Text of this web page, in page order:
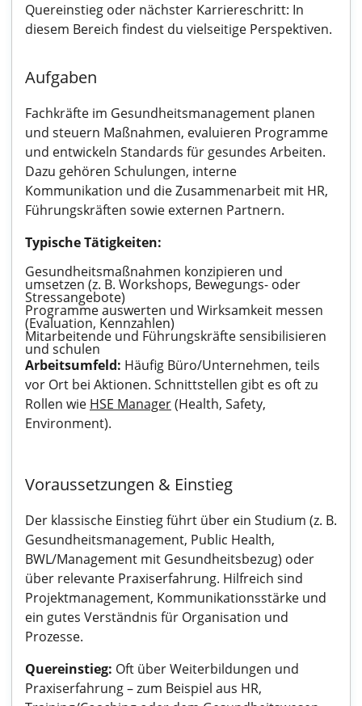
Quereinstieg oder nächster Karriereschritt: In
diesem Bereich findest du vielseitige Perspektiven.
Aufgaben
Fachkräfte im Gesundheitsmanagement planen
und steuern Maßnahmen, evaluieren Programme
und entwickeln Standards für gesundes Arbeiten.
Dazu gehören Schulungen, interne
Kommunikation und die Zusammenarbeit mit HR,
Führungskräften sowie externen Partnern.
Typische Tätigkeiten:
Gesundheitsmaßnahmen konzipieren und
umsetzen (z. B. Workshops, Bewegungs- oder
Stressangebote)
Programme auswerten und Wirksamkeit messen
(Evaluation, Kennzahlen)
Mitarbeitende und Führungskräfte sensibilisieren
und schulen
Arbeitsumfeld: Häufig Büro/Unternehmen, teils
vor Ort bei Aktionen. Schnittstellen gibt es oft zu
Rollen wie HSE Manager(Health, Safety,
Environment).
Voraussetzungen & Einstieg
Der klassische Einstieg führt über ein Studium (z. B.
Gesundheitsmanagement, Public Health,
BWL/Management mit Gesundheitsbezug) oder
über relevante Praxiserfahrung. Hilfreich sind
Projektmanagement, Kommunikationsstärke und
ein gutes Verständnis für Organisation und
Prozesse.
Quereinstieg: Oft über Weiterbildungen und
Praxiserfahrung – zum Beispiel aus HR,